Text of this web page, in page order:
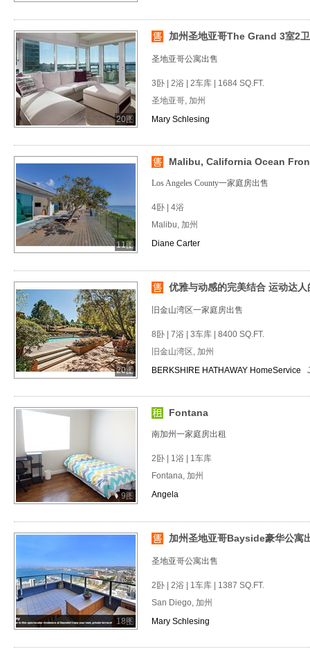
20图
加州圣地亚哥The Grand 3室2
圣地亚哥公寓出售
3卧 | 2浴 | 2车库 | 1684 SQ.FT.
圣地亚哥, 加州
Mary Schlesing
11图
Malibu, California Ocean
Los Angeles County一家庭房出售
4卧 | 4浴
Malibu, 加州
Diane Carter
20图
优雅与动感的完美结合 运动达人
旧金山湾区一家庭房出售
8卧 | 7浴 | 3车库 | 8400 SQ.FT.
旧金山湾区, 加州
BERKSHIRE HATHAWAY HomeService
9图
Fontana
南加州一家庭房出租
2卧 | 1浴 | 1车库
Fontana, 加州
Angela
18图
加州圣地亚哥Bayside豪华公寓
圣地亚哥公寓出售
2卧 | 2浴 | 1车库 | 1387 SQ.FT.
San Diego, 加州
Mary Schlesing